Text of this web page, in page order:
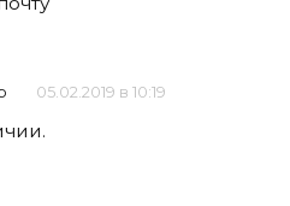
05.02.2019 в 10:19